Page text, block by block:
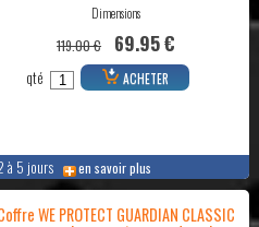
2 à 5 jours en savoir plus
Dimensions
119.00 € 69.95 €
qté ACHETER
WE PROTECT GUARDIAN CLASSIC